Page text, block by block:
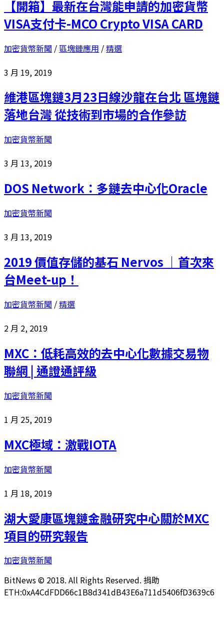
【開箱】最新在台灣能申請的加密貨幣
VISA支付卡-MCO Crypto VISA CARD
加密貨幣新聞 / 區塊鏈應用 /精選
3 月 19, 2019
維港區塊鏈3月23日線沙龍在台北 區塊鏈
落地台灣 從技術到市場的合作參訪
加密貨幣新聞
3 月 13, 2019
DOS Network：多鏈去中心化Oracle
加密貨幣新聞
3 月 13, 2019
2019 價值存儲的基石 Nervos ｜首次來
台Meet-up！
加密貨幣新聞 /精選
2 月 2, 2019
MXC：低耗高效的去中心化數據交易物
聯網 | 通證通評級
加密貨幣新聞
1 月 25, 2019
MXC極域：激戰IOTA
加密貨幣新聞
1 月 18, 2019
湖大愛康區塊鏈金融研究中心關於MXC
項目的研究報告
加密貨幣新聞
BitNews © 2018. All Rights Reserved. 捐助
ETH:0xA4CdFDD66c1B8d341dB43E6a711d5406fD3639c6